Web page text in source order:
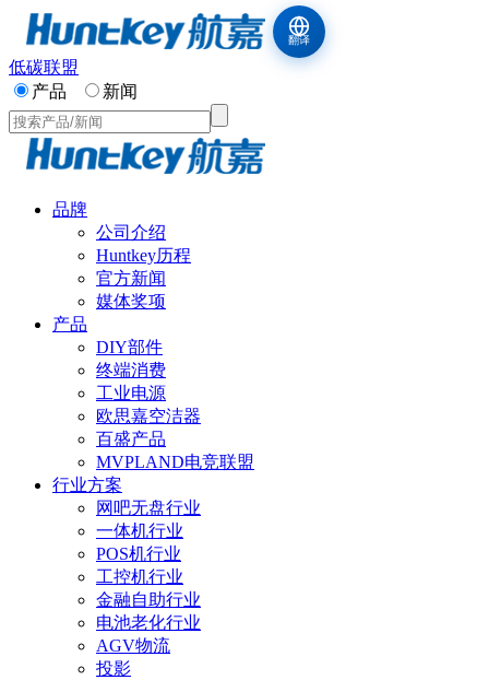
低碳联盟
翻译
产品 新闻
品牌
公司介绍
Huntkey历程
官方新闻
媒体奖项
产品
DIY部件
终端消费
工业电源
欧思嘉空洁器
百盛产品
MVPLAND电竞联盟
行业方案
网吧无盘行业
一体机行业
POS机行业
工控机行业
金融自助行业
电池老化行业
AGV物流
投影